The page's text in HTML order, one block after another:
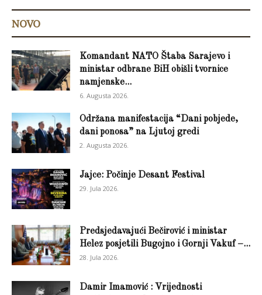
NOVO
Komandant NATO Štaba Sarajevo i
ministar odbrane BiH obišli tvornice
namjenske...
6. Augusta 2026.
Održana manifestacija “Dani pobjede,
dani ponosa” na Ljutoj gredi
2. Augusta 2026.
Jajce: Počinje Desant Festival
29. Jula 2026.
Predsjedavajući Bečirović i ministar
Helez posjetili Bugojno i Gornji Vakuf –...
28. Jula 2026.
Damir Imamović : Vrijednosti